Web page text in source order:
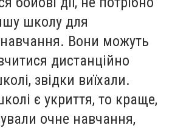
школу для
Вони можуть
дистанційно
звідки виїхали.
є укриття, то краще,
очне навчання,